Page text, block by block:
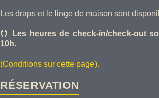
Les draps et le linge de maison sont
⏰
Les heures de check-in/check-out
10h.
(Conditions sur cette page).
RÉSERVATION